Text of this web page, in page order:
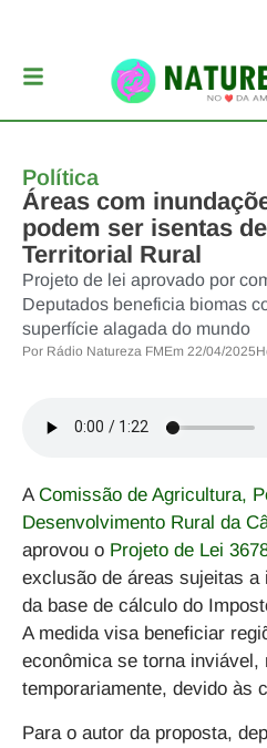
Política
Áreas com
podem ser isentas
Territorial Rural
Projeto de lei aprovado por
Deputados beneficia biomas
superfície alagada do mundo
Por Rádio Natureza FMEm 22/04/2025
AComissão de Agricultura,
Desenvolvimento Rural da
aprovou o Projeto de Lei
exclusão de áreas sujeitas a
da base de cálculo do
A medida visa beneficiar
econômica se torna inviável,
temporariamente, devido às
Para o autor da proposta,